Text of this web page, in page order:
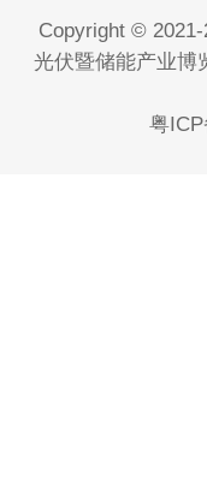
Copyright ©
光伏暨储能产业博
粤ICP